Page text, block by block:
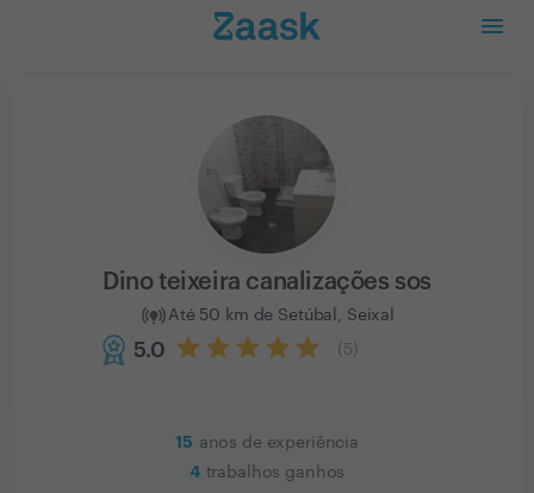
Dino teixeira canalizações sos
Até 50 km de Setúbal, Seixal
5.0 5
15 anos de experiência
4 trabalhos ganhos